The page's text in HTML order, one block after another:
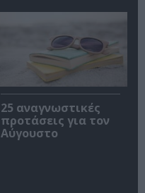
25 αναγνωστικές
προτάσεις για τον
Αύγουστο